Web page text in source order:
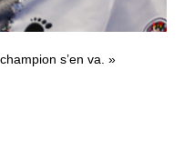
s’en va. »